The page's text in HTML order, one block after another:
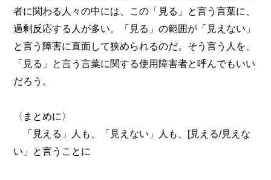
者に関わる人々の中には、この「見る」と言う言葉に、
過剰反応する人が多い。「見る」の範囲が「見えない」
と言う障害に直面して狭められるのだ。そう言う人を、
「見る」と言う言葉に関する使用障害者と呼んでもいい
だろう。
〈まとめに〉
「見える」人も、「見えない」人も、[見える/見えな
い」と言うことに